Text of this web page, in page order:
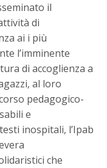
il
di
ai i più
l’imminente
di accoglienza a
al loro
pedagogico-
e
inospitali, l’Ipab
che